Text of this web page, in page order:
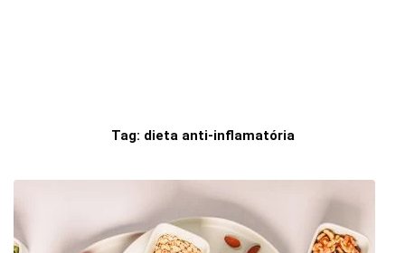
Tag: dieta anti-inflamatória